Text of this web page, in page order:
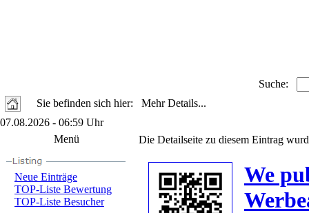
Suche:
Sie befinden sich hier: Mehr Details...
07.08.2026 - 06:59 Uhr
Menü
Neue Einträge
TOP-Liste Bewertung
TOP-Liste Besucher
Die Detailseite zu diesem Eintrag
We